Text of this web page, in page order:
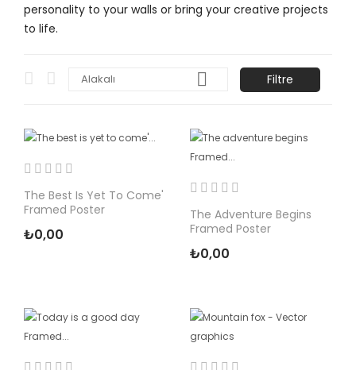
personality to your walls or bring your creative projects
to life.
Alakalı  Filtre
The Best Is Yet To Come'
Framed Poster
₺0,00
The Adventure Begins
Framed Poster
₺0,00